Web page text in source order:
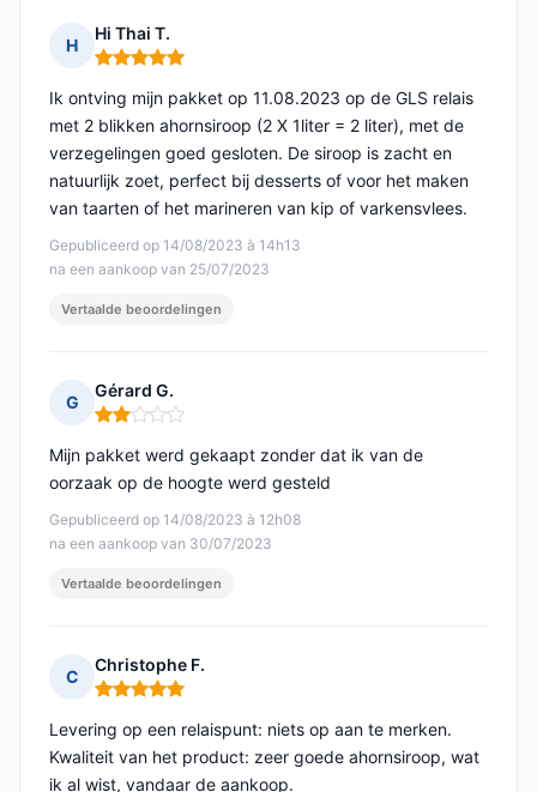
H
Hi Thai T.
Opmerking: 5 van 5
Gepubliceerd op 14/08/2023 à 14h13
na een aankoop van 25/07/2023
Ik ontving mijn pakket op 11.08.2023 op de GLS relais
met 2 blikken ahornsiroop (2 X 1liter = 2 liter), met de
verzegelingen goed gesloten. De siroop is zacht en
natuurlijk zoet, perfect bij desserts of voor het maken
van taarten of het marineren van kip of varkensvlees.
Vertaalde beoordelingen
G
Gérard G.
Opmerking: 2 van 5
Gepubliceerd op 14/08/2023 à 12h08
na een aankoop van 30/07/2023
Mijn pakket werd gekaapt zonder dat ik van de
oorzaak op de hoogte werd gesteld
Vertaalde beoordelingen
C
Christophe F.
Opmerking: 5 van 5
Levering op een relaispunt: niets op aan te merken.
Kwaliteit van het product: zeer goede ahornsiroop, wat
ik al wist, vandaar de aankoop.